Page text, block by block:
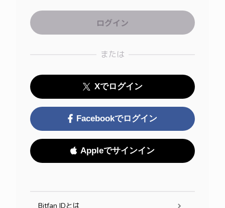
または
Xでログイン
Facebookでログイン
Appleでサインイン
Bitfan IDとは